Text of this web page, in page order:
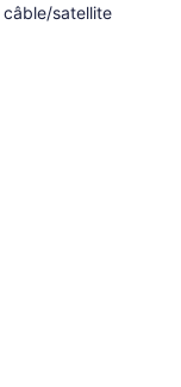
satellite